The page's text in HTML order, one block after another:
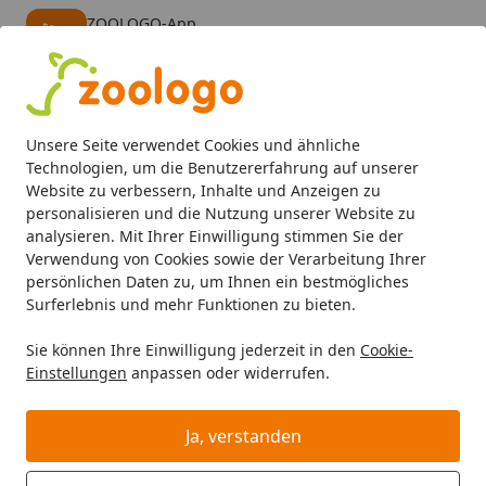
Unsere Seite verwendet Cookies und ähnliche
Technologien, um die Benutzererfahrung auf unserer
Website zu verbessern, Inhalte und Anzeigen zu
personalisieren und die Nutzung unserer Website zu
analysieren. Mit Ihrer Einwilligung stimmen Sie der
Verwendung von Cookies sowie der Verarbeitung Ihrer
persönlichen Daten zu, um Ihnen ein bestmögliches
Surferlebnis und mehr Funktionen zu bieten.
Sie können Ihre Einwilligung jederzeit in den Cookie-
Einstellungen anpassen oder widerrufen.
Ja, verstanden
ZOOLOGO-App
Alle Produkte
Mein Konto
Suchen
Startseite
Hund Hundefutter BARF & Frostfutter Zusätze
Canina V25 Vitamintabletten 200g
Nahrungsergänzung für Hunde